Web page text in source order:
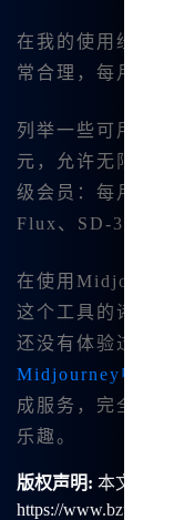
在我的使用经验
常合理，每月9.9
列举一些可用的
元，允许无限使
级会员：每月
Flux、SD-3等。
在使用
这个工具的诸多
还没有体验过，
Midjourney中文版
成服务，完全无
乐趣。
版权声明: 本文由【
https://www.bzu.cn/